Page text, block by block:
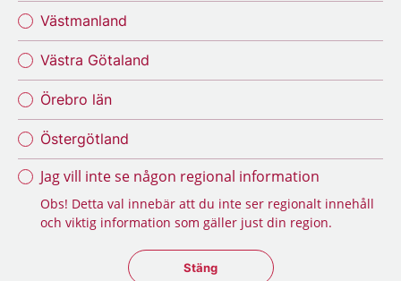
Västmanland
Västra Götaland
Örebro län
Östergötland
Jag vill inte se någon regional information
Obs! Detta val innebär att du inte ser regionalt innehåll
och viktig information som gäller just din region.
Stäng regionsväljaren
Stäng